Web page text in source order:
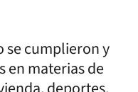
se cumplieron y
en materias de